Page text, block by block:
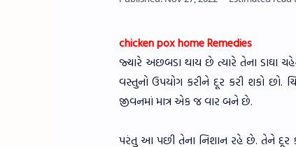
chicken pox home Remedies
જ્યારે અછબડા થાય છે ત્યારે તેના ડાઘા
વસ્તુનો ઉપયોગ કરીને દૂર કરી શકો
જીવનમાં માત્ર એક જ વાર બને છે.
પરંતુ આ પછી તેના નિશાન રહે છે. તેને દૂર